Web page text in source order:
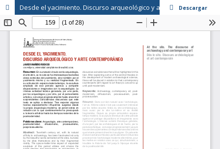
Desde el yacimiento. Discurso arqueológico y arte contemporáneo
Descargar